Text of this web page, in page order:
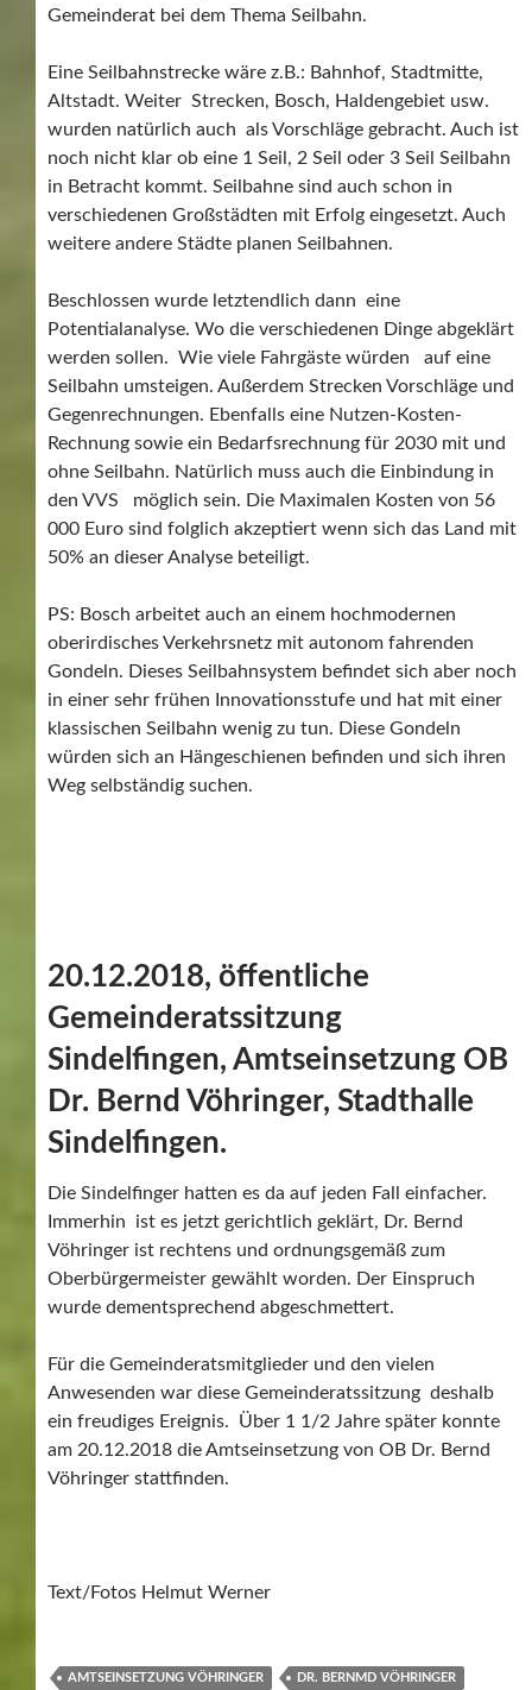
Gemeinderat bei dem Thema Seilbahn.
Eine Seilbahnstrecke wäre z.B.: Bahnhof, Stadtmitte,
Altstadt. Weiter Strecken, Bosch, Haldengebiet usw.
wurden natürlich auch als Vorschläge gebracht. Auch ist
noch nicht klar ob eine 1 Seil, 2 Seil oder 3 Seil Seilbahn
in Betracht kommt. Seilbahne sind auch schon in
verschiedenen Großstädten mit Erfolg eingesetzt. Auch
weitere andere Städte planen Seilbahnen.
Beschlossen wurde letztendlich dann eine
Potentialanalyse. Wo die verschiedenen Dinge abgeklärt
werden sollen. Wie viele Fahrgäste würden auf eine
Seilbahn umsteigen. Außerdem Strecken Vorschläge und
Gegenrechnungen. Ebenfalls eine Nutzen-Kosten-
Rechnung sowie ein Bedarfsrechnung für 2030 mit und
ohne Seilbahn. Natürlich muss auch die Einbindung in
den VVS möglich sein. Die Maximalen Kosten von 56
000 Euro sind folglich akzeptiert wenn sich das Land mit
50% an dieser Analyse beteiligt.
PS: Bosch arbeitet auch an einem hochmodernen
oberirdisches Verkehrsnetz mit autonom fahrenden
Gondeln. Dieses Seilbahnsystem befindet sich aber noch
in einer sehr frühen Innovationsstufe und hat mit einer
klassischen Seilbahn wenig zu tun. Diese Gondeln
würden sich an Hängeschienen befinden und sich ihren
Weg selbständig suchen.
20.12.2018, öffentliche
Gemeinderatssitzung
Sindelfingen, Amtseinsetzung OB
Dr. Bernd Vöhringer, Stadthalle
Sindelfingen.
Die Sindelfinger hatten es da auf jeden Fall einfacher.
Immerhin ist es jetzt gerichtlich geklärt, Dr. Bernd
Vöhringer ist rechtens und ordnungsgemäß zum
Oberbürgermeister gewählt worden. Der Einspruch
wurde dementsprechend abgeschmettert.
Für die Gemeinderatsmitglieder und den vielen
Anwesenden war diese Gemeinderatssitzung deshalb
ein freudiges Ereignis. Über 1 1/2 Jahre später konnte
am 20.12.2018 die Amtseinsetzung von OB Dr. Bernd
Vöhringer stattfinden.
Text/Fotos Helmut Werner
AMTSEINSETZUNG VÖHRINGER DR. BERNMD VÖHRINGER